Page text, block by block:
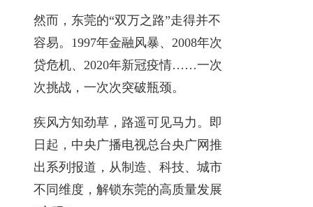
然而，东莞的“双万之路”走得并不
容易。1997年金融风暴、2008年次
贷危机、2020年新冠疫情……一次
次挑战，一次次突破瓶颈。
疾风方知劲草，路遥可见马力。即
日起，中央广播电视总台央广网推
出系列报道，从制造、科技、城市
不同维度，解锁东莞的高质量发展